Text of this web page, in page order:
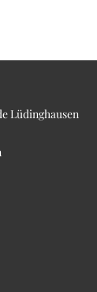
Lüdinghausen